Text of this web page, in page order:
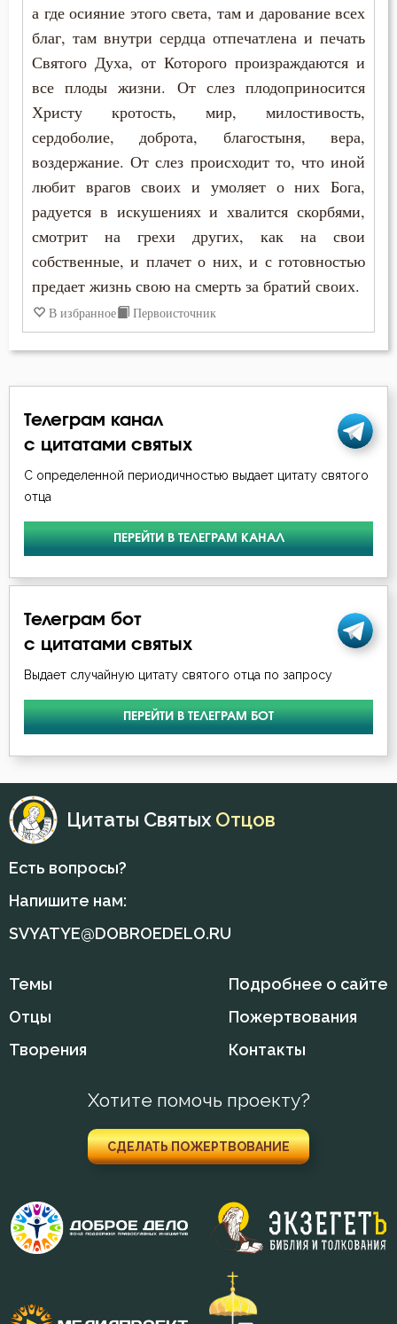
Воплощение
Воскресение
Воскресение Христово
Воспитание
Высокомерие
Гнев
Гордость
Господь
Грех
Добро
Еда
Жизнь вечная
Забота
Загробная жизнь
Зло
Исповедь
Исправление
Истина
Клятва
а где осияние этого света, там и дарование всех
благ, там внутри сердца отпечатлена и печать
Святого Духа, от Которого произраждаются и
все плоды жизни. От слез плодоприносится
Христу кротость, мир, милостивость,
сердоболие, доброта, благостыня, вера,
воздержание. От слез происходит то, что иной
любит врагов своих и умоляет о них Бога,
радуется в искушениях и хвалится скорбями,
смотрит на грехи других, как на свои
собственные, и плачет о них, и с готовностью
предает жизнь свою на смерть за братий своих.
В избранное Первоисточник
Телеграм канал
с цитатами святых
С определенной периодичностью выдает цитату святого
отца
ПЕРЕЙТИ В ТЕЛЕГРАМ КАНАЛ
Телеграм бот
с цитатами святых
Выдает случайную цитату святого отца по запросу
ПЕРЕЙТИ В ТЕЛЕГРАМ БОТ
Цитаты Святых Отцов
Есть вопросы?
Напишите нам:
SVYATYE@DOBROEDELO.RU
Темы
Отцы
Творения
Подробнее о сайте
Пожертвования
Контакты
Хотите помочь проекту?
СДЕЛАТЬ ПОЖЕРТВОВАНИЕ